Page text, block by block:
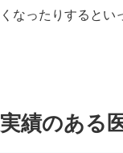
くなったりすると
実績のある